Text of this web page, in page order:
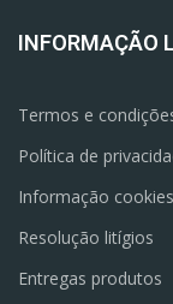
INFORMAÇÃO
Termos e
Política de
Informação cookies
Resolução litígios
Entregas produtos